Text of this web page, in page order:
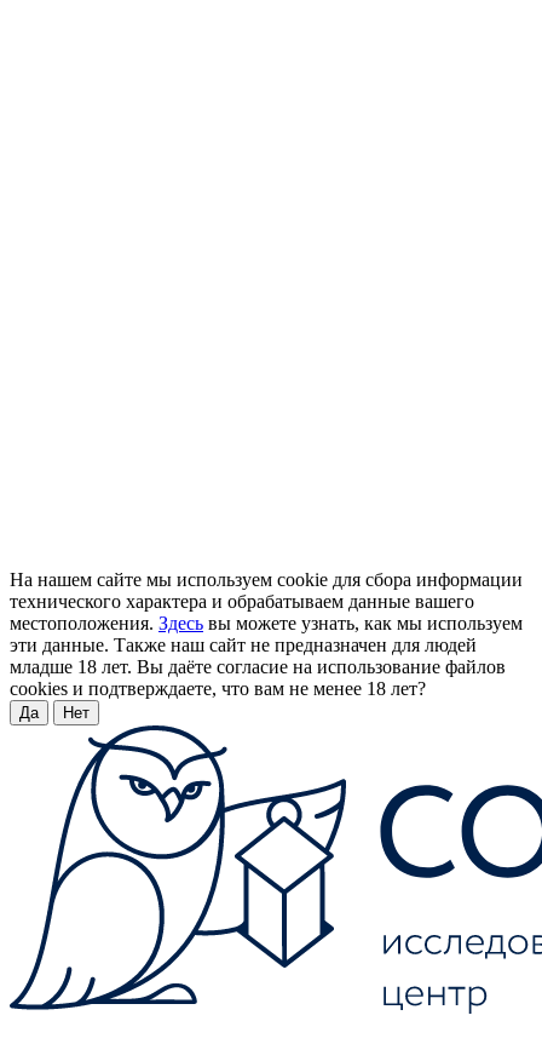
На нашем сайте мы используем cookie для сбора информации
технического характера и обрабатываем данные вашего
местоположения. Здесь вы можете узнать, как мы используем
эти данные. Также наш сайт не предназначен для людей
младше 18 лет. Вы даёте согласие на использование файлов
cookies и подтверждаете, что вам не менее 18 лет?
Да Нет